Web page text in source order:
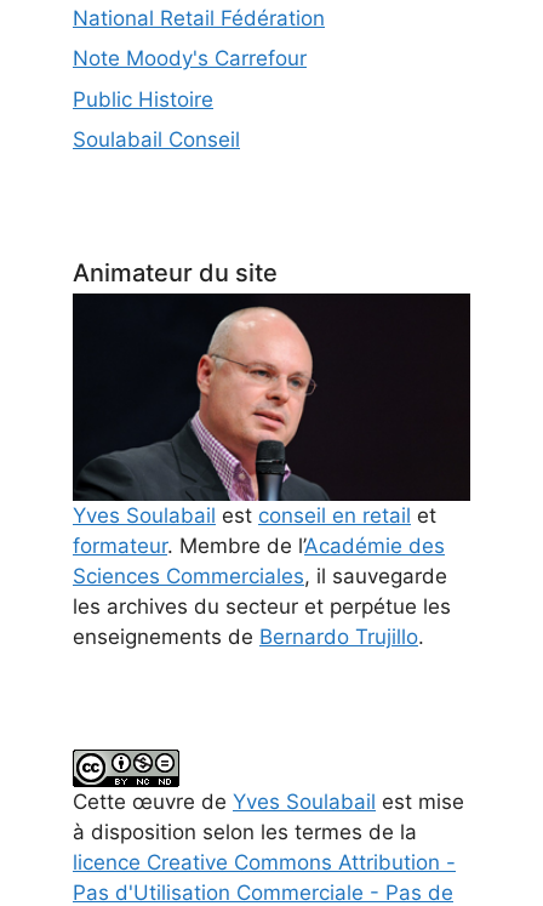
National Retail Fédération
Note Moody's Carrefour
Public Histoire
Soulabail Conseil
Animateur du site
Yves Soulabail est conseil en retail et
formateur. Membre de l’Académie des
Sciences Commerciales, il sauvegarde
les archives du secteur et perpétue les
enseignements de Bernardo Trujillo.
Cette œuvre de Yves Soulabail est mise
à disposition selon les termes de la
licence Creative Commons Attribution -
Pas d'Utilisation Commerciale - Pas de